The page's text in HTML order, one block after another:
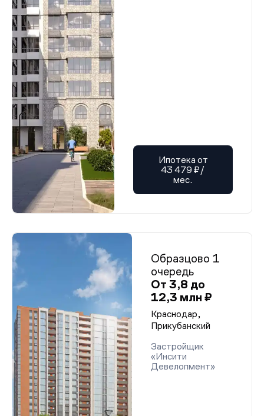
Ипотека от
43 479 ₽/
мес.
Образцово 1
очередь
От 3,8 до
12,3 млн ₽
Краснодар,
Прикубанский
Застройщик
«Инсити
Девелопмент»